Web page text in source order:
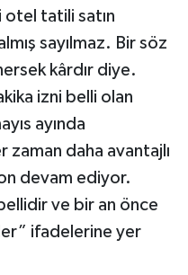
otel tatili satın
sayılmaz. Bir söz
kârdır diye.
izni belli olan
ayında
zaman daha avantajlı
devam ediyor.
ve bir an önce
ifadelerine yer